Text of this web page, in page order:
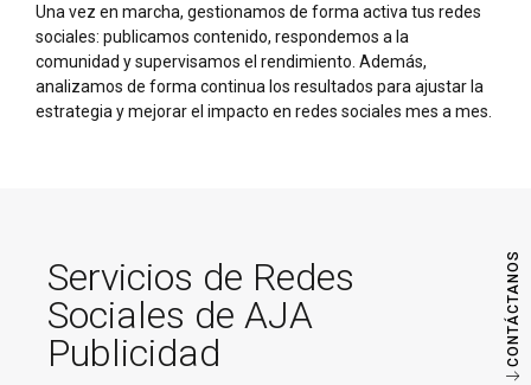
CONTÁCTANOS
Una vez en marcha, gestionamos de forma activa tus redes
sociales: publicamos contenido, respondemos a la
comunidad y supervisamos el rendimiento. Además,
analizamos de forma continua los resultados para ajustar la
estrategia y mejorar el impacto en redes sociales mes a mes.
Servicios de Redes
Sociales de AJA
Publicidad